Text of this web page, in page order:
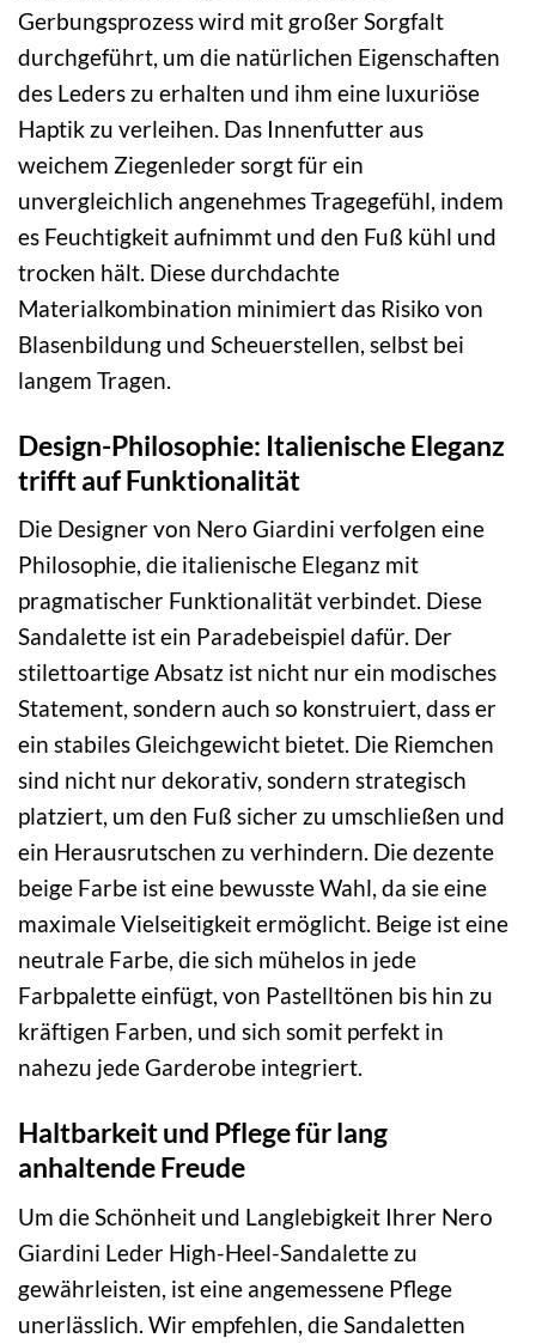
Gerbungsprozess wird mit großer Sorgfalt
durchgeführt, um die natürlichen Eigenschaften
des Leders zu erhalten und ihm eine luxuriöse
Haptik zu verleihen. Das Innenfutter aus
weichem Ziegenleder sorgt für ein
unvergleichlich angenehmes Tragegefühl, indem
es Feuchtigkeit aufnimmt und den Fuß kühl und
trocken hält. Diese durchdachte
Materialkombination minimiert das Risiko von
Blasenbildung und Scheuerstellen, selbst bei
langem Tragen.
Design-Philosophie: Italienische Eleganz
trifft auf Funktionalität
Die Designer von Nero Giardini verfolgen eine
Philosophie, die italienische Eleganz mit
pragmatischer Funktionalität verbindet. Diese
Sandalette ist ein Paradebeispiel dafür. Der
stilettoartige Absatz ist nicht nur ein modisches
Statement, sondern auch so konstruiert, dass er
ein stabiles Gleichgewicht bietet. Die Riemchen
sind nicht nur dekorativ, sondern strategisch
platziert, um den Fuß sicher zu umschließen und
ein Herausrutschen zu verhindern. Die dezente
beige Farbe ist eine bewusste Wahl, da sie eine
maximale Vielseitigkeit ermöglicht. Beige ist eine
neutrale Farbe, die sich mühelos in jede
Farbpalette einfügt, von Pastelltönen bis hin zu
kräftigen Farben, und sich somit perfekt in
nahezu jede Garderobe integriert.
Haltbarkeit und Pflege für lang
anhaltende Freude
Um die Schönheit und Langlebigkeit Ihrer Nero
Giardini Leder High-Heel-Sandalette zu
gewährleisten, ist eine angemessene Pflege
unerlässlich. Wir empfehlen, die Sandaletten